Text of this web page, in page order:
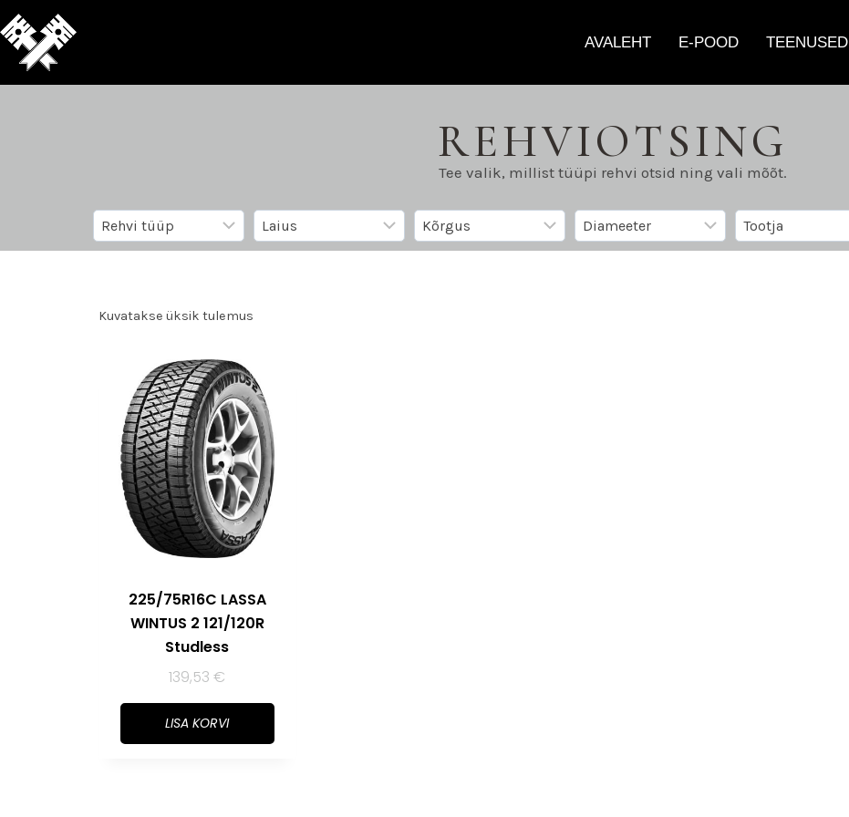
AVALEHT E-POOD TEENUSED
REHVIOTSING
Tee valik, millist tüüpi rehvi otsid ning vali mõõt.
Kuvatakse üksik tulemus
225/75R16C LASSA
WINTUS 2 121/120R
Studless
139,53€
LISA KORVI